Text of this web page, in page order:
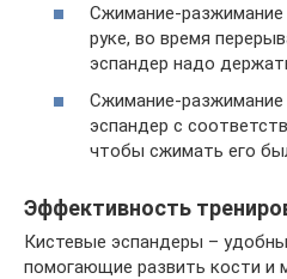
Сжимание-разжимание
руке, во время
эспандер надо
Сжимание-разжимание
эспандер с
чтобы сжимать его
Эффективность
Кистевые эспандеры –
помогающие развить кости и